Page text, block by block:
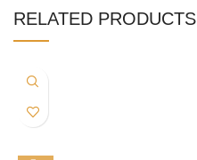
RELATED PRODUCTS